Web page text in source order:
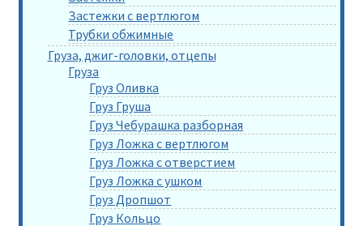
Застежки с вертлюгом
Трубки обжимные
Груза, джиг-головки, отцепы
Груза
Груз Оливка
Груз Груша
Груз Чебурашка разборная
Груз Ложка с вертлюгом
Груз Ложка с отверстием
Груз Ложка с ушком
Груз Дропшот
Груз Кольцо